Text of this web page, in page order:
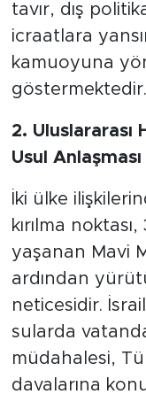
tavır, dış
icraatlara
kamuoyuna
göstermektedir.
2. Uluslararası
Usul Anlaşması
İki ülke
kırılma
yaşanan Mavi
ardından
neticesidir.
sularda
müdahalesi,
davalarına